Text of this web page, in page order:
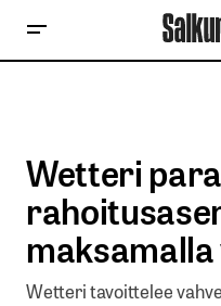
Wetteri
Wetteri tavoittelee